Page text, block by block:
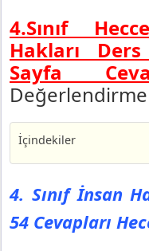
4.Sınıf
Hakları
Sayfa
Değerlendirme
İçindekiler
4. Sınıf İnsan
Hecce Yayıncılık
4. Sınıf İnsan
Hecce Yayıncılık
4. Sınıf İnsan
54 Cevapları